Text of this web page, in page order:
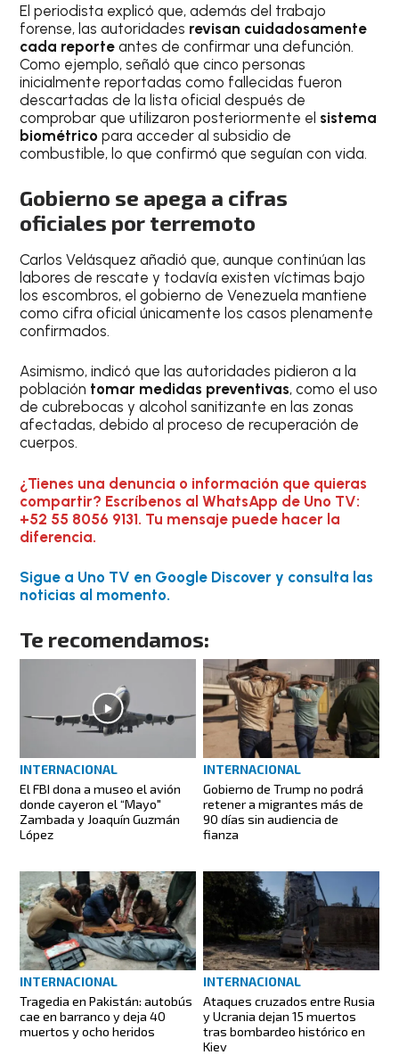
El periodista explicó que, además del trabajo
forense, las autoridades revisan cuidadosamente
cada reporte antes de confirmar una defunción.
Como ejemplo, señaló que cinco personas
inicialmente reportadas como fallecidas fueron
descartadas de la lista oficial después de
comprobar que utilizaron posteriormente el sistema
biométrico para acceder al subsidio de
combustible, lo que confirmó que seguían con vida.
Gobierno se apega a cifras
oficiales por terremoto
Carlos Velásquez añadió que, aunque continúan las
labores de rescate y todavía existen víctimas bajo
los escombros, el gobierno de Venezuela mantiene
como cifra oficial únicamente los casos plenamente
confirmados.
Asimismo, indicó que las autoridades pidieron a la
población tomar medidas preventivas, como el uso
de cubrebocas y alcohol sanitizante en las zonas
afectadas, debido al proceso de recuperación de
cuerpos.
¿Tienes una denuncia o información que quieras
compartir? Escríbenos al WhatsApp de Uno TV:
+52 55 8056 9131. Tu mensaje puede hacer la
diferencia.
Sigue a Uno TV en Google Discover y consulta las
noticias al momento.
Te recomendamos:
INTERNACIONAL
El FBI dona a museo el avión
donde cayeron el “Mayo"
Zambada y Joaquín Guzmán
López
INTERNACIONAL
Gobierno de Trump no podrá
retener a migrantes más de
90 días sin audiencia de
fianza
INTERNACIONAL
Tragedia en Pakistán: autobús
cae en barranco y deja 40
muertos y ocho heridos
INTERNACIONAL
Ataques cruzados entre Rusia
y Ucrania dejan 15 muertos
tras bombardeo histórico en
Kiev